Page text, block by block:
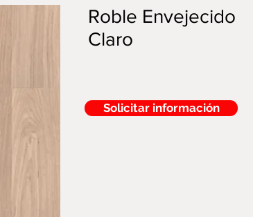
Roble Envejecido
Claro
Solicitar información